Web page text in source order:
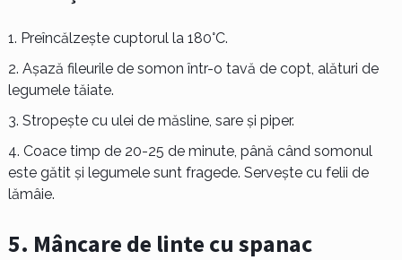
Preîncălzește cuptorul la 180°C.
Așază fileurile de somon într-o tavă de copt, alături de
legumele tăiate.
Stropește cu ulei de măsline, sare și piper.
Coace timp de 20-25 de minute, până când somonul
este gătit și legumele sunt fragede. Servește cu felii de
lămâie.
5. Mâncare de linte cu spanac